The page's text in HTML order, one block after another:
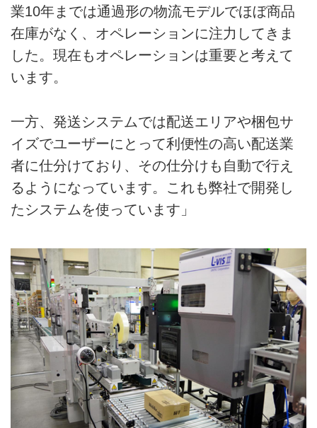
業10年までは通過形の物流モデルでほぼ商品
在庫がなく、オペレーションに注力してきま
した。現在もオペレーションは重要と考えて
います。
一方、発送システムでは配送エリアや梱包サ
イズでユーザーにとって利便性の高い配送業
者に仕分けており、その仕分けも自動で行え
るようになっています。これも弊社で開発し
たシステムを使っています」